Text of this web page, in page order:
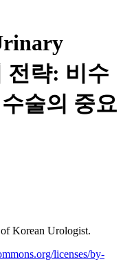
전략: 비수
술의 중요
Korean Urologist.
licenses/by-